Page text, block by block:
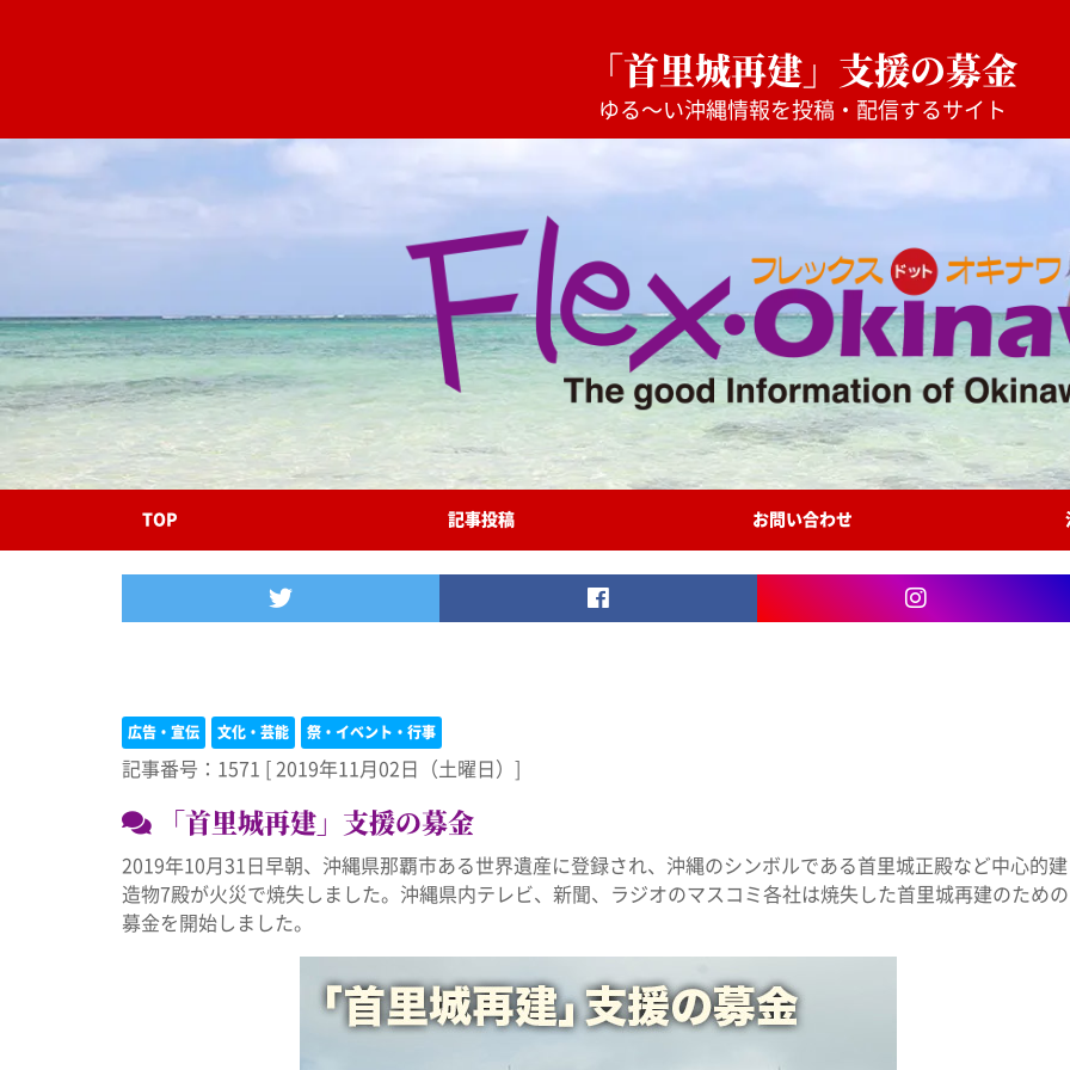
「首里城再建」支援の募金
ゆる〜い沖縄情報を投稿・配信するサイト
TOP 記事投稿 お問い合わせ
Facebook Instagram
広告・宣伝 文化・芸能 祭・イベント・行事
記事番号：1571 2019年11月02日（土曜日）]
「首里城再建」支援の募金
2019年10月31日早朝、沖縄県那覇市ある世界遺産に登録され、沖縄のシンボルである首里城正殿など中心的建
造物7殿が火災で焼失しました。沖縄県内テレビ、新聞、ラジオのマスコミ各社は焼失した首里城再建のための
募金を開始しました。